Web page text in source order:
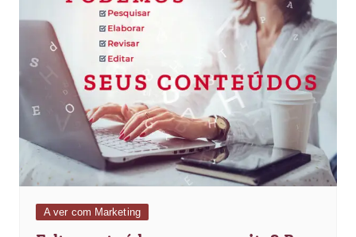
A ver com Marketing